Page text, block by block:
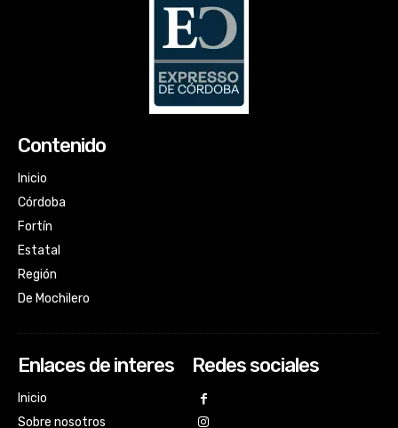
Contenido
Inicio
Córdoba
Fortín
Estatal
Región
De Mochilero
Enlaces de interes
Inicio
Sobre nosotros
Redes sociales